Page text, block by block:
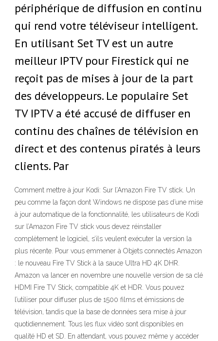
périphérique de diffusion en continu
qui rend votre téléviseur intelligent.
En utilisant Set TV est un autre
meilleur IPTV pour Firestick qui ne
reçoit pas de mises à jour de la part
des développeurs. Le populaire Set
TV IPTV a été accusé de diffuser en
continu des chaînes de télévision en
direct et des contenus piratés à leurs
clients. Par
Comment mettre à jour Kodi: Sur l’Amazon Fire TV stick. Un
peu comme la façon dont Windows ne dispose pas d’une mise
à jour automatique de la fonctionnalité, les utilisateurs de Kodi
sur l’Amazon Fire TV stick vous devez réinstaller
complètement le logiciel, s’ils veulent exécuter la version la
plus récente. Pour vous emmener à Objets connectés Amazon
: le nouveau Fire TV Stick à la sauce Ultra HD 4K DHR.
Amazon va lancer en novembre une nouvelle version de sa clé
HDMI Fire TV Stick, compatible 4K et HDR. Vous pouvez
l’utiliser pour diffuser plus de 1500 films et émissions de
télévision, tandis que la base de données sera mise à jour
quotidiennement. Tous les flux vidéo sont disponibles en
qualité HD et SD. En attendant, vous pouvez même y accéder